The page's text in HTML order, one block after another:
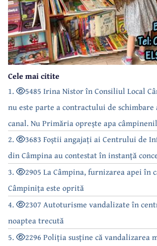
Cele mai citite
1.
5485 Irina Nistor în Consiliul Local
nu este parte a contractului de schimbare
canal. Nu Primăria oprește apa
2.
3683 Foștii angajați ai Centrului de
din Câmpina au contestat în instanță
3.
2905 La Câmpina, furnizarea apei în
Câmpinița este oprită
4.
2307 Autoturisme vandalizate în
noaptea trecută
5.
2296 Poliția susține că vandalizarea